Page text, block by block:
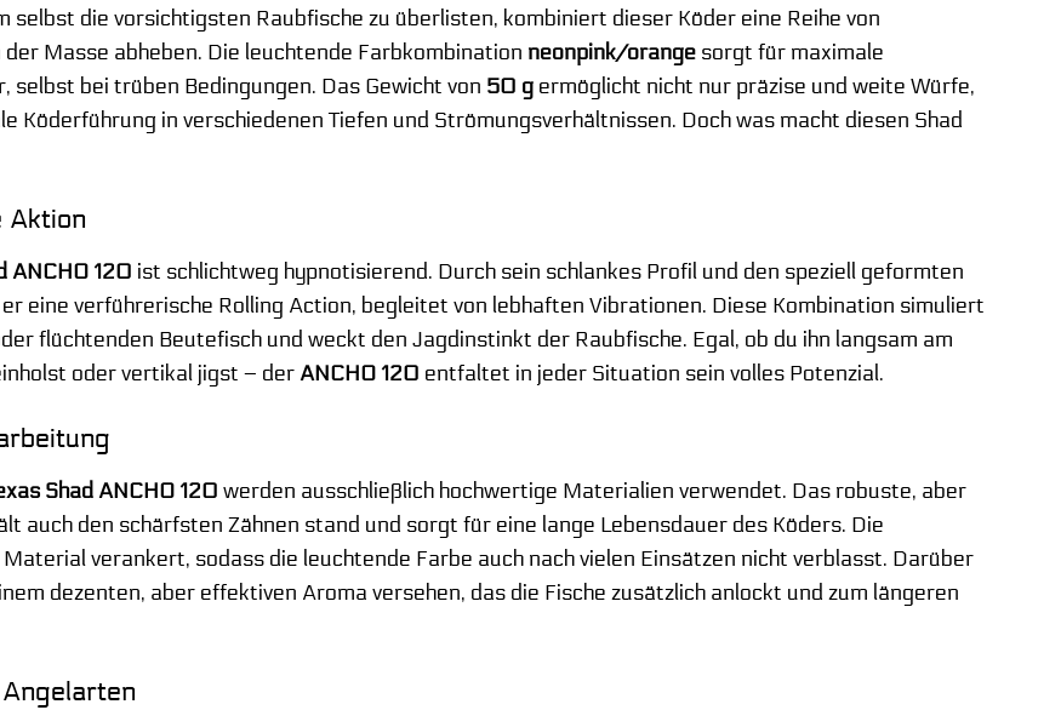
selbst die vorsichtigsten Raubfische zu überlisten, kombiniert dieser Köder eine Reihe von
Masse abheben. Die leuchtende Farbkombination neonpink/orangesorgt für maximale
selbst bei trüben Bedingungen. Das Gewicht von 50 germöglicht nicht nur präzise und weite Würfe,
Köderführung in verschiedenen Tiefen und Strömungsverhältnissen. Doch was macht diesen Shad
Aktion
ANCHO 120 ist schlichtweg hypnotisierend. Durch sein schlankes Profil und den speziell geformten
eine verführerische Rolling Action, begleitet von lebhaften Vibrationen. Diese Kombination simuliert
flüchtenden Beutefisch und weckt den Jagdinstinkt der Raubfische. Egal, ob du ihn langsam am
oder vertikal jigst – derANCHO 120 entfaltet in jeder Situation sein volles Potenzial.
Shad ANCHO 120 werden ausschließlich hochwertige Materialien verwendet. Das robuste, aber
auch den schärfsten Zähnen stand und sorgt für eine lange Lebensdauer des Köders. Die
verankert, sodass die leuchtende Farbe auch nach vielen Einsätzen nicht verblasst. Darüber
dezenten, aber effektiven Aroma versehen, das die Fische zusätzlich anlockt und zum längeren